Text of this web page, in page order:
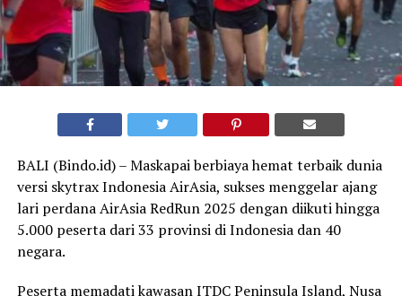
BALI (Bindo.id) – Maskapai berbiaya hemat terbaik dunia
versi skytrax Indonesia AirAsia, sukses menggelar ajang
lari perdana AirAsia RedRun 2025 dengan diikuti hingga
5.000 peserta dari 33 provinsi di Indonesia dan 40
negara.
Peserta memadati kawasan ITDC Peninsula Island, Nusa